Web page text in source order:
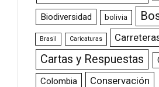
Biodiversidad bolivia
Brasil Caricaturas
Cartas y Respuestas
Colombia
Conservación